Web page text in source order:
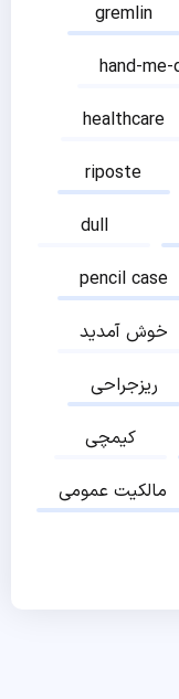
gremlin
hand-
healthcare
riposte
dull
pencil case
خوش آمدید
ریزجراحی
کیمچی
مالکیت عمومی